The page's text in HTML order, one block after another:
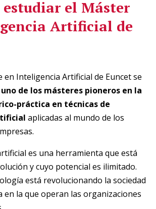
estudiar el Máster
Artificial de
en Inteligencia Artificial de Euncet se
uno de los másteres pioneros en la
práctica en técnicas de
aplicadas al mundo de los
es una herramienta que está
y cuyo potencial es ilimitado.
está revolucionando la sociedad
en la que operan las organizaciones